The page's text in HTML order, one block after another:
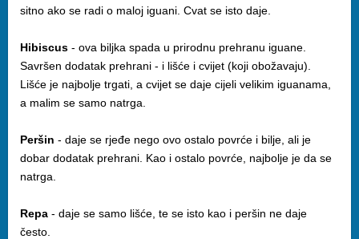
sitno ako se radi o maloj iguani. Cvat se isto daje.
Hibiscus - ova biljka spada u prirodnu prehranu iguane.
Savršen dodatak prehrani - i lišće i cvijet (koji obožavaju).
Lišće je najbolje trgati, a cvijet se daje cijeli velikim iguanama,
a malim se samo natrga.
Peršin - daje se rjeđe nego ovo ostalo povrće i bilje, ali je
dobar dodatak prehrani. Kao i ostalo povrće, najbolje je da se
natrga.
Repa - daje se samo lišće, te se isto kao i peršin ne daje
često.